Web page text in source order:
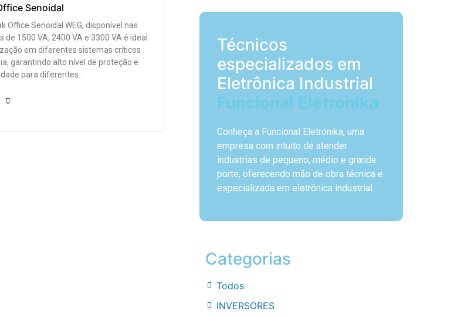
Senoidal
Office Senoidal WEG, disponível nas
de 1500 VA, 2400 VA e 3300 VA é ideal
em diferentes sistemas críticos
garantindo alto nível de proteção e
para diferentes...
Técnicos
especializados em
Eletrônica Industrial
Funcional Eletronika
Conheça a Funcional Eletronika, uma
empresa com intuito de atender
industrias de pequeno, médio e grande
porte, oferecendo mão de obra técnica e
especializada em eletrônica industrial.
Categorias
Todos
INVERSORES